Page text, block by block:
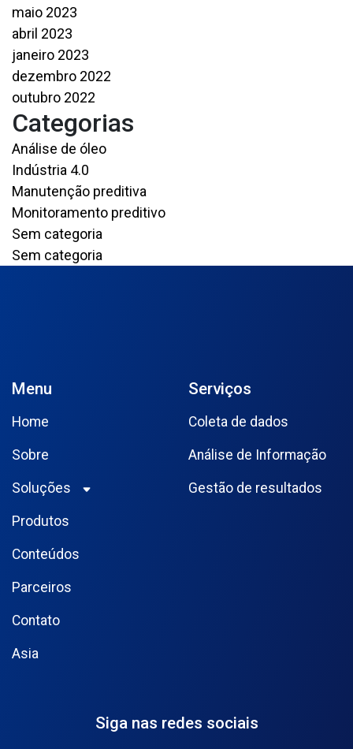
maio 2023
abril 2023
janeiro 2023
dezembro 2022
outubro 2022
Categorias
Análise de óleo
Indústria 4.0
Manutenção preditiva
Monitoramento preditivo
Sem categoria
Sem categoria
Menu
Home
Sobre
Soluções
Produtos
Conteúdos
Parceiros
Contato
Asia
Serviços
Coleta de dados
Análise de Informação
Gestão de resultados
Siga nas redes sociais